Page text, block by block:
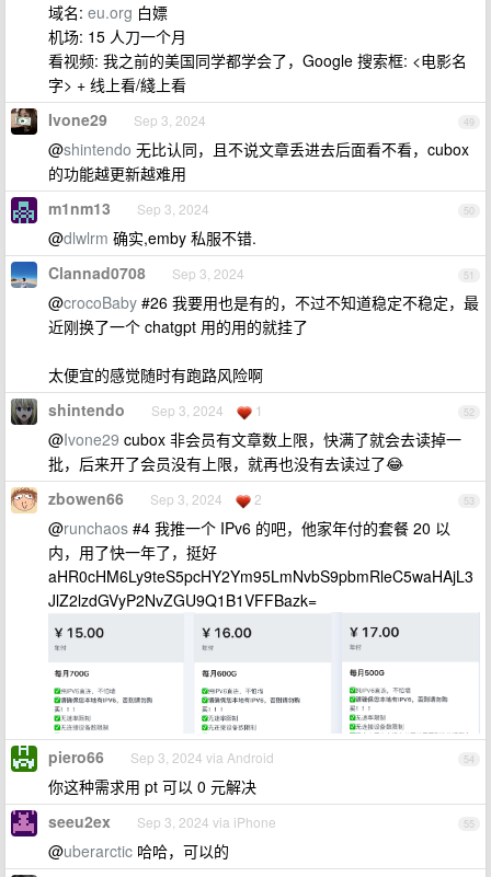
域名: eu.org 白嫖
机场: 15 人刀一个月
看视频: 我之前的美国同学都学会了，Google 搜索框: <电影名
字> + 线上看/綫上看
49
Ivone29 Sep 3, 2024
@shintendo 无比认同，且不说文章丢进去后面看不看，cubox
的功能越更新越难用
50
m1nm13 Sep 3, 2024
@dlwlrm 确实,emby 私服不错.
51
Clannad0708 Sep 3, 2024
@crocoBaby #26 我要用也是有的，不过不知道稳定不稳定，最
近刚换了一个 chatgpt 用的用的就挂了
太便宜的感觉随时有跑路风险啊
52
shintendo Sep 3, 2024 1
@Ivone29 cubox 非会员有文章数上限，快满了就会去读掉一
批，后来开了会员没有上限，就再也没有去读过了😂
53
zbowen66 Sep 3, 2024 2
@runchaos #4 我推一个 IPv6 的吧，他家年付的套餐 20 以
内，用了快一年了，挺好
aHR0cHM6Ly9teS5pcHY2Ym95LmNvbS9pbmRleC5waHAjL3
JlZ2lzdGVyP2NvZGU9Q1B1VFFBazk=
54
piero66 Sep 3, 2024 via Android
你这种需求用 pt 可以 0 元解决
55
seeu2ex Sep 3, 2024 via iPhone
@uberarctic 哈哈，可以的